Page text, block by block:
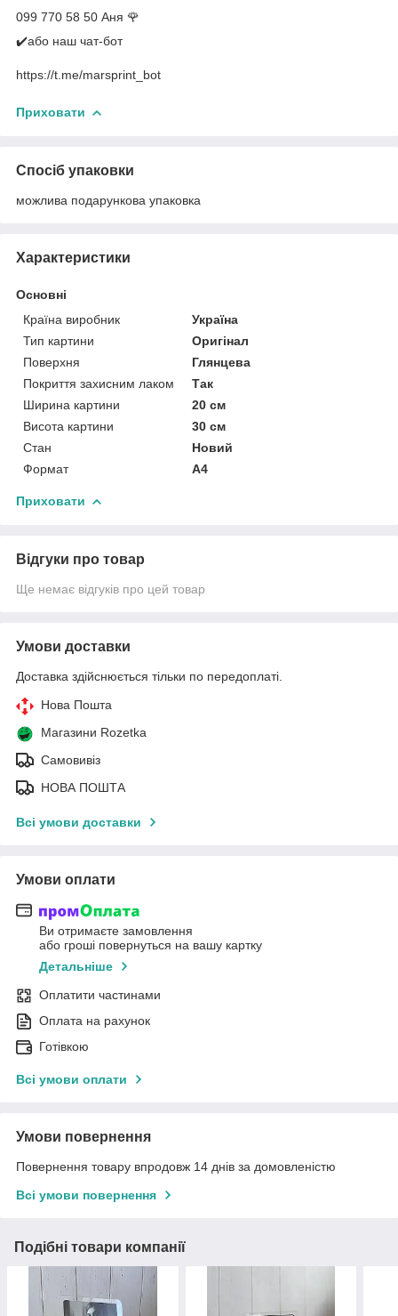
099 770 58 50 Аня 🌹
✔️або наш чат-бот
https://t.me/marsprint_bot
Приховати
Спосіб упаковки
можлива подарункова упаковка
Характеристики
Основні
Країна виробник
Україна
Тип картини
Оригінал
Поверхня
Глянцева
Покриття захисним лаком
Так
Ширина картини
20 см
Висота картини
30 см
Стан
Новий
Формат
A4
Приховати
Відгуки про товар
Ще немає відгуків про цей товар
Умови доставки
Доставка здійснюється тільки по передоплаті.
Нова Пошта
Магазини Rozetka
Самовивіз
НОВА ПОШТА
Всі умови доставки
Умови оплати
Ви отримаєте замовлення
або гроші повернуться на вашу картку
Детальніше
Оплатити частинами
Оплата на рахунок
Готівкою
Всі умови оплати
Умови повернення
Повернення товару впродовж 14 днів за домовленістю
Всі умови повернення
Подібні товари компанії